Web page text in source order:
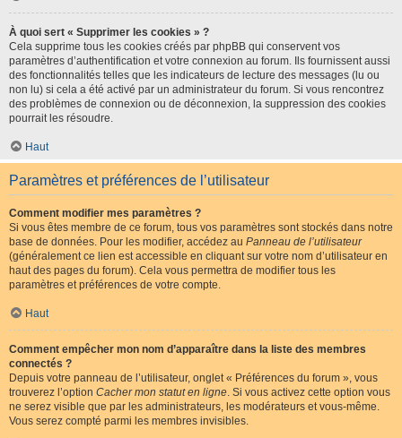
À quoi sert « Supprimer les cookies » ?
Cela supprime tous les cookies créés par phpBB qui conservent vos
paramètres d’authentification et votre connexion au forum. Ils fournissent aussi
des fonctionnalités telles que les indicateurs de lecture des messages (lu ou
non lu) si cela a été activé par un administrateur du forum. Si vous rencontrez
des problèmes de connexion ou de déconnexion, la suppression des cookies
pourrait les résoudre.
Haut
Paramètres et préférences de l’utilisateur
Comment modifier mes paramètres ?
Si vous êtes membre de ce forum, tous vos paramètres sont stockés dans notre
base de données. Pour les modifier, accédez au Panneau de l’utilisateur
(généralement ce lien est accessible en cliquant sur votre nom d’utilisateur en
haut des pages du forum). Cela vous permettra de modifier tous les
paramètres et préférences de votre compte.
Haut
Comment empêcher mon nom d’apparaître dans la liste des membres
connectés ?
Depuis votre panneau de l’utilisateur, onglet « Préférences du forum », vous
trouverez l’option Cacher mon statut en ligne. Si vous activez cette option vous
ne serez visible que par les administrateurs, les modérateurs et vous-même.
Vous serez compté parmi les membres invisibles.